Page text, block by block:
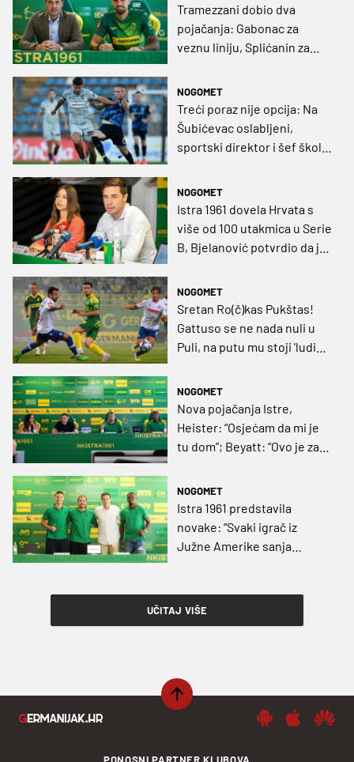
Tramezzani dobio dva
pojačanja: Gabonac za
veznu liniju, Splićanin za
NOGOMET
Treći poraz nije opcija: Na
Šubićevac oslabljeni,
sportski direktor i šef škole
NOGOMET
Istra 1961 dovela Hrvata s
više od 100 utakmica u Serie
B, Bjelanović potvrdio da je
NOGOMET
Sretan Ro(č)kas Pukštas!
Gattuso se ne nada nuli u
Puli, na putu mu stoji 'ludi
NOGOMET
Nova pojačanja Istre,
Heister: “Osjećam da mi je
tu dom”; Beyatt: “Ovo je za
NOGOMET
Istra 1961 predstavila
novake: “Svaki igrač iz
Južne Amerike sanja
UČITAJ VIŠE